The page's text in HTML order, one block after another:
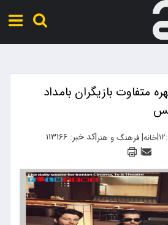
متفاوت بازیگران بامداد
|خانه|فرهنگ و هنر|کد خبر: ۱۱۳۱۶۶
|